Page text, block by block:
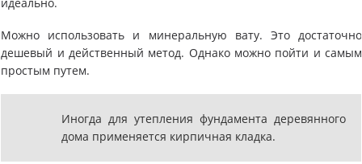
Можно использовать и минеральную вату. Это достаточно
дешевый и действенный метод. Однако можно пойти и самым
простым путем.
Иногда для утепления фундамента деревянного
дома применяется кирпичная кладка.